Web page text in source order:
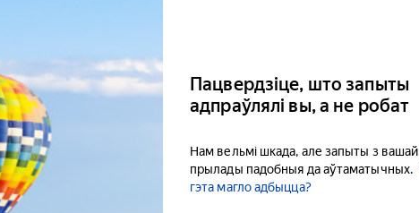
Пацвердзіце, што запыты
адпраўлялі вы, а не робат
Нам вельмі шкада, але запыты з вашай
прылады падобныя да аўтаматычных.
гэта магло адбыцца?